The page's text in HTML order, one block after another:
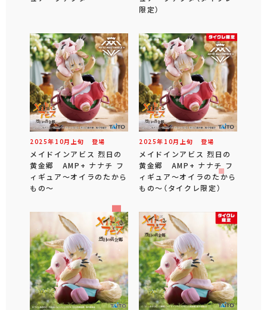
限定）
2025年 10月 上旬 登場
メイドインアビス 烈日の
黄金郷 AMP+ ナナチ フ
ィギュア～オイラのたから
もの～
2025年 10月 上旬 登場
メイドインアビス 烈日の
黄金郷 AMP+ ナナチ フ
ィギュア～オイラのたから
もの～（タイクレ限定）